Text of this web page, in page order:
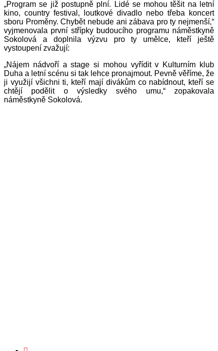
„Program se již postupně plní. Lidé se mohou těšit na letní
kino, country festival, loutkové divadlo nebo třeba koncert
sboru Proměny. Chybět nebude ani zábava pro ty nejmenší,“
vyjmenovala první střípky budoucího programu náměstkyně
Sokolová a doplnila výzvu pro ty umělce, kteří ještě
vystoupení zvažují:
„Nájem nádvoří a stage si mohou vyřídit v Kulturním klub
Duha a letní scénu si tak lehce pronajmout. Pevně věříme, že
ji využijí všichni ti, kteří mají divákům co nabídnout, kteří se
chtějí podělit o výsledky svého umu,“ zopakovala
náměstkyně Sokolová.